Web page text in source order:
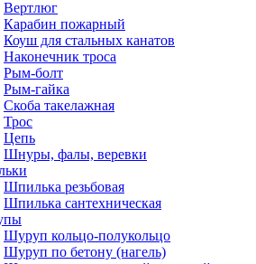
Вертлюг
Карабин пожарный
Коуш для стальных канатов
Наконечник троса
Рым-болт
Рым-гайка
Скоба такелажная
Трос
Цепь
Шнуры, фалы, веревки
Шпилька резьбовая
Шпилька сантехническая
Шуруп кольцо-полукольцо
Шуруп по бетону (нагель)